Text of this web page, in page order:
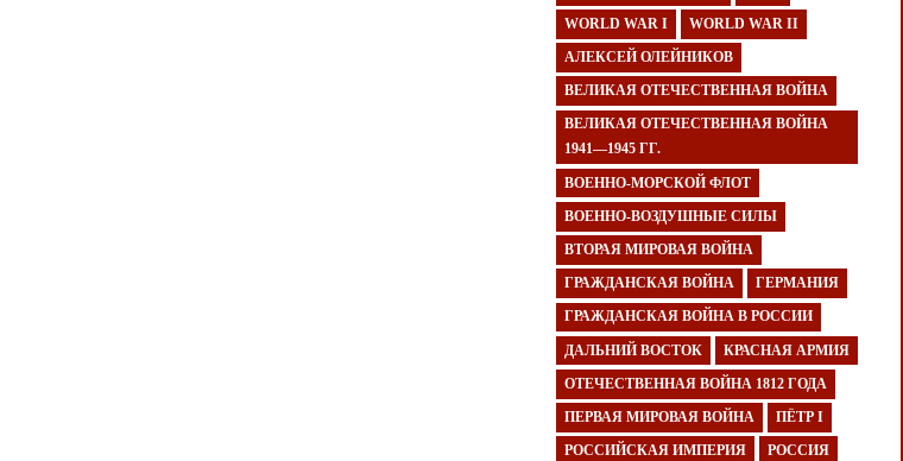
WORLD WAR I WORLD WAR II
АЛЕКСЕЙ ОЛЕЙНИКОВ
ВЕЛИКАЯ ОТЕЧЕСТВЕННАЯ ВОЙНА
ВЕЛИКАЯ ОТЕЧЕСТВЕННАЯ ВОЙНА
1941—1945 ГГ.
ВОЕННО-МОРСКОЙ ФЛОТ
ВОЕННО-ВОЗДУШНЫЕ СИЛЫ
ВТОРАЯ МИРОВАЯ ВОЙНА
ГРАЖДАНСКАЯ ВОЙНА ГЕРМАНИЯ
ГРАЖДАНСКАЯ ВОЙНА В РОССИИ
ДАЛЬНИЙ ВОСТОК КРАСНАЯ АРМИЯ
ОТЕЧЕСТВЕННАЯ ВОЙНА 1812 ГОДА
ПЕРВАЯ МИРОВАЯ ВОЙНА ПЁТР I
РОССИЙСКАЯ ИМПЕРИЯ РОССИЯ